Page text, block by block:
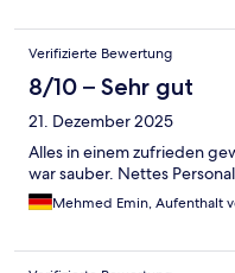
Verifizierte Bewertung
8/10 – Sehr gut
21. Dezember 2025
Alles in einem zufrieden
war sauber. Nettes
Mehmed Emin, Aufenthalt